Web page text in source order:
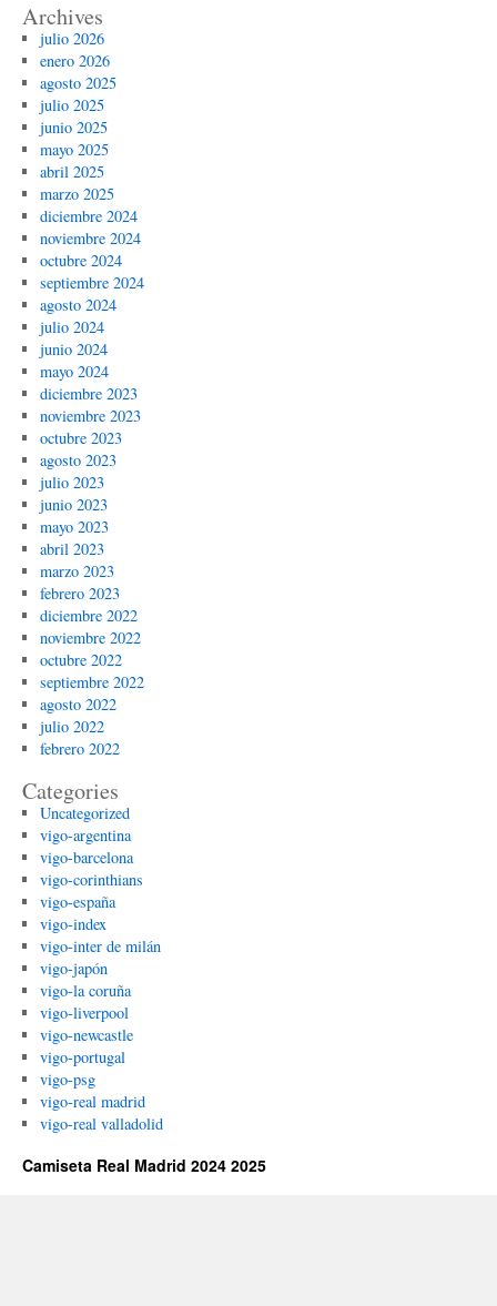
Archives
julio 2026
enero 2026
agosto 2025
julio 2025
junio 2025
mayo 2025
abril 2025
marzo 2025
diciembre 2024
noviembre 2024
octubre 2024
septiembre 2024
agosto 2024
julio 2024
junio 2024
mayo 2024
diciembre 2023
noviembre 2023
octubre 2023
agosto 2023
julio 2023
junio 2023
mayo 2023
abril 2023
marzo 2023
febrero 2023
diciembre 2022
noviembre 2022
octubre 2022
septiembre 2022
agosto 2022
julio 2022
febrero 2022
Categories
Uncategorized
vigo-argentina
vigo-barcelona
vigo-corinthians
vigo-españa
vigo-index
vigo-inter de milán
vigo-japón
vigo-la coruña
vigo-liverpool
vigo-newcastle
vigo-portugal
vigo-psg
vigo-real madrid
vigo-real valladolid
Camiseta Real Madrid 2024 2025